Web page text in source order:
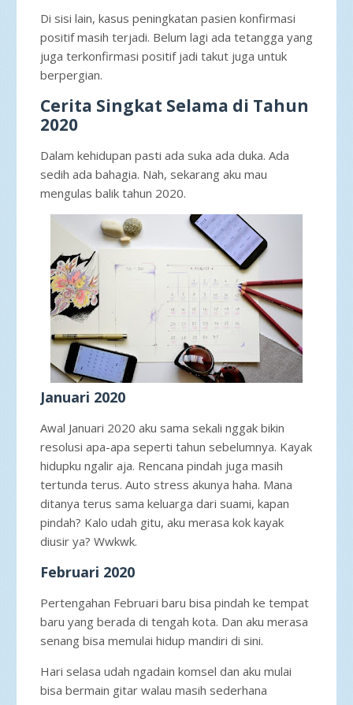
Di sisi lain, kasus peningkatan pasien konfirmasi
positif masih terjadi. Belum lagi ada tetangga yang
juga terkonfirmasi positif jadi takut juga untuk
berpergian.
Cerita Singkat Selama di Tahun
2020
Dalam kehidupan pasti ada suka ada duka. Ada
sedih ada bahagia. Nah, sekarang aku mau
mengulas balik tahun 2020.
Januari 2020
Awal Januari 2020 aku sama sekali nggak bikin
resolusi apa-apa seperti tahun sebelumnya. Kayak
hidupku ngalir aja. Rencana pindah juga masih
tertunda terus. Auto stress akunya haha. Mana
ditanya terus sama keluarga dari suami, kapan
pindah? Kalo udah gitu, aku merasa kok kayak
diusir ya? Wwkwk.
Februari 2020
Pertengahan Februari baru bisa pindah ke tempat
baru yang berada di tengah kota. Dan aku merasa
senang bisa memulai hidup mandiri di sini.
Hari selasa udah ngadain komsel dan aku mulai
bisa bermain gitar walau masih sederhana